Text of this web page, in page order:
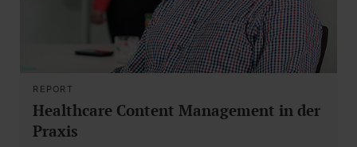
REPORT
Healthcare Content Management in der
Praxis